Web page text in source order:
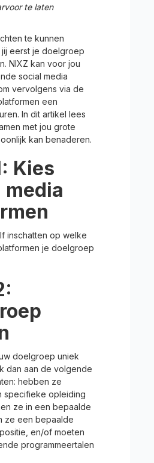
te laten
te kunnen
eerst je doelgroep
NIXZ kan voor jou
social media
vervolgens via de
een
In dit artikel lees
met jou grote
kan benaderen.
Kies
inschatten op welke
je doelgroep
doelgroep uniek
dan aan de volgende
hebben ze
specifieke opleiding
ze in een bepaalde
ze een bepaalde
en/of moeten
programmeertalen